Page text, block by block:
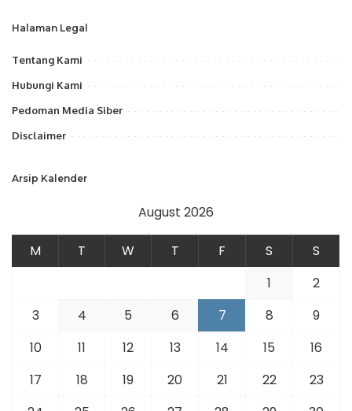
Halaman Legal
Tentang Kami
Hubungi Kami
Pedoman Media Siber
Disclaimer
Arsip Kalender
August 2026
M T W T F S
S
1
2
3
4 5 6 7 8
9
10
11 12 13 14 15
16
17
18 19 20 21 22
23